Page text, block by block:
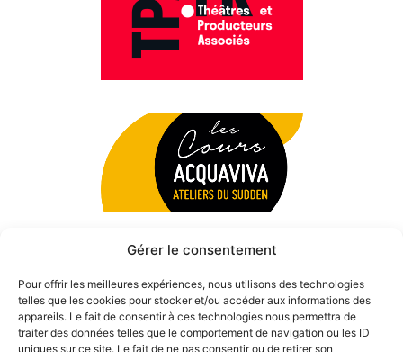
Gérer le consentement
Pour offrir les meilleures expériences, nous utilisons des technologies
telles que les cookies pour stocker et/ou accéder aux informations des
appareils. Le fait de consentir à ces technologies nous permettra de
traiter des données telles que le comportement de navigation ou les ID
uniques sur ce site. Le fait de ne pas consentir ou de retirer son